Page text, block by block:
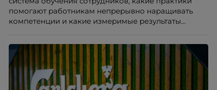
помогают работникам непрерывно наращивать
компетенции и какие измеримые результаты
закупкам направления «Минеральная изоляция»
компании ТЕХНОНИКОЛЬ.